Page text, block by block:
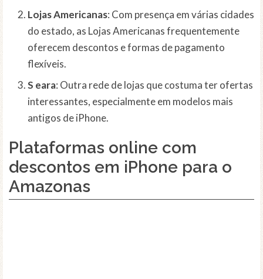
Lojas Americanas: Com presença em várias cidades
do estado, as Lojas Americanas frequentemente
oferecem descontos e formas de pagamento
flexíveis.
S eara: Outra rede de lojas que costuma ter ofertas
interessantes, especialmente em modelos mais
antigos de iPhone.
Plataformas online com
descontos em iPhone para o
Amazonas